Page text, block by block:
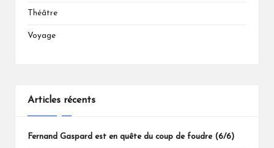
Théâtre
Voyage
Articles récents
Fernand Gaspard est en quête du coup de foudre (6/6)